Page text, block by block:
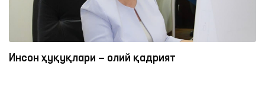
Қийноқларнинг олдини олиш бўйича